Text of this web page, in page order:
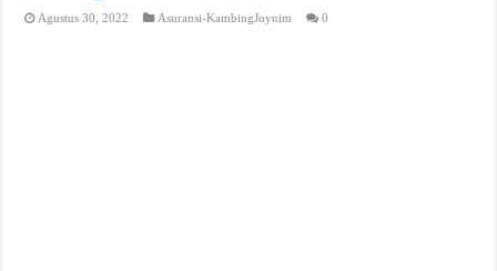
Agustus 30, 2022 Asuransi-KambingJoynim 0